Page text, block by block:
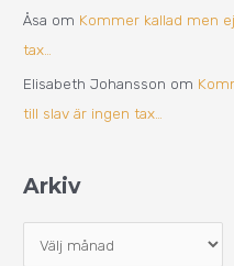
Åsa om Kommer kallad men
tax…
Elisabeth Johansson om
till slav är ingen tax…
Arkiv